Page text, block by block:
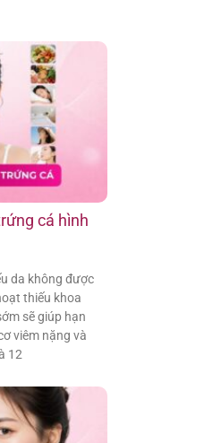
cá hình
da không được
thiếu khoa
sẽ giúp hạn
viêm nặng và
12